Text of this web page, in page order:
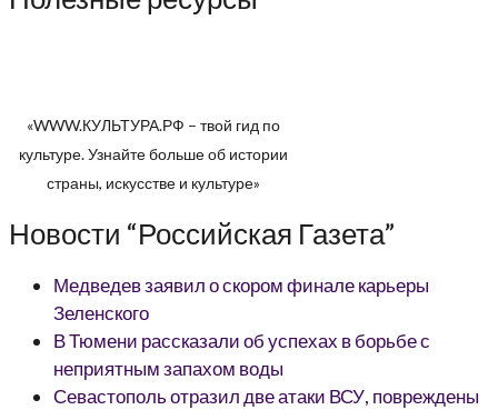
«WWW.КУЛЬТУРА.РФ – твой гид по
культуре. Узнайте больше об истории
страны, искусстве и культуре»
Новости “Российская Газета”
Медведев заявил о скором финале карьеры
Зеленского
В Тюмени рассказали об успехах в борьбе с
неприятным запахом воды
Севастополь отразил две атаки ВСУ, повреждены